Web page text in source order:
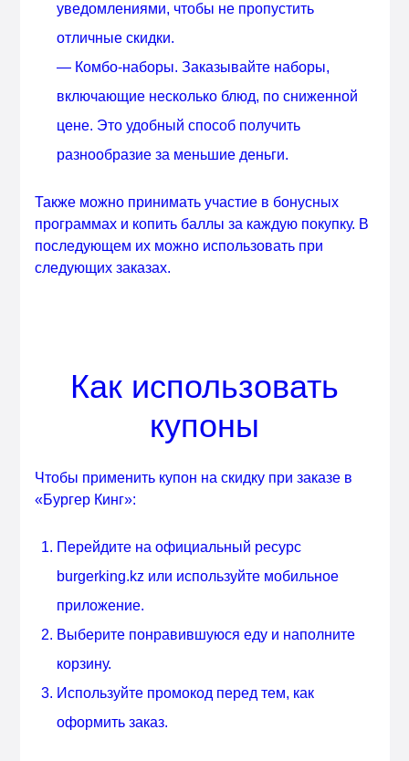
уведомлениями, чтобы не пропустить
отличные скидки.
— Комбо-наборы. Заказывайте наборы,
включающие несколько блюд, по сниженной
цене. Это удобный способ получить
разнообразие за меньшие деньги.
Также можно принимать участие в бонусных
программах и копить баллы за каждую покупку. В
последующем их можно использовать при
следующих заказах.
Как использовать
купоны
Чтобы применить купон на скидку при заказе в
«Бургер Кинг»:
Перейдите на официальный ресурс
burgerking.kz или используйте мобильное
приложение.
Выберите понравившуюся еду и наполните
корзину.
Используйте промокод перед тем, как
оформить заказ.